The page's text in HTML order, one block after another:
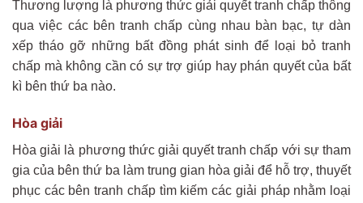
Thương lượng là phương thức giải quyết tranh chấp thông
qua việc các bên tranh chấp cùng nhau bàn bạc, tự dàn
xếp tháo gỡ những bất đồng phát sinh để loại bỏ tranh
chấp mà không cần có sự trợ giúp hay phán quyết của bất
kì bên thứ ba nào.
Hòa giải
Hòa giải là phương thức giải quyết tranh chấp với sự tham
gia của bên thứ ba làm trung gian hòa giải để hỗ trợ, thuyết
phục các bên tranh chấp tìm kiếm các giải pháp nhằm loại